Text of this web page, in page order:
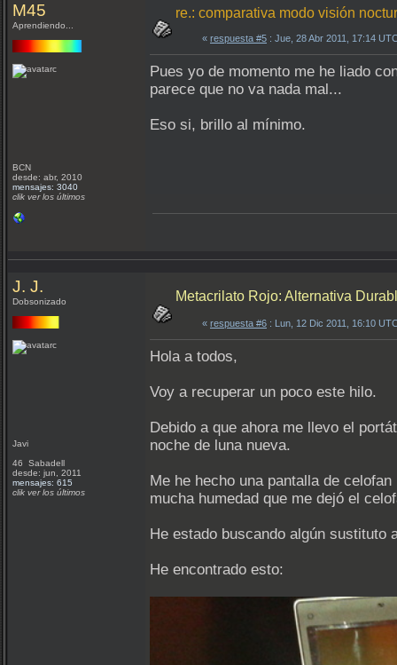
M45
Aprendiendo...
BCN
desde: abr, 2010
mensajes: 3040
clik ver los últimos
re.: comparativa modo visión
« respuesta #5 : Jue, 28 Abr 2011, 17:14
Pues yo de momento me he liado
parece que no va nada mal...
Eso si, brillo al mínimo.
J. J.
Dobsonizado
Javi
46 Sabadell
desde: jun, 2011
mensajes: 615
clik ver los últimos
Metacrilato Rojo: Alternativa
« respuesta #6 : Lun, 12 Dic 2011, 16:10
Hola a todos,
Voy a recuperar un poco este hilo.
Debido a que ahora me llevo el
noche de luna nueva.
Me he hecho una pantalla de
mucha humedad que me dejó el
He estado buscando algún sustituto
He encontrado esto: